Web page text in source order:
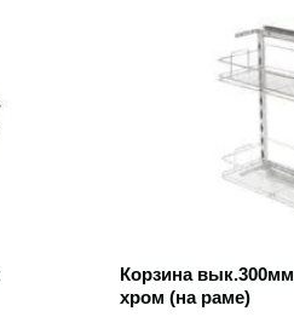
Корзина
хром (на раме)